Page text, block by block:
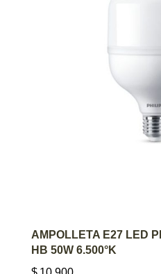
AGREGAR
AMPOLLETA E27 LED
HB 50W 6.500°K